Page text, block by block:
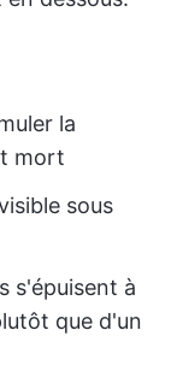
la
mort
sous
s'épuisent à
que d'un